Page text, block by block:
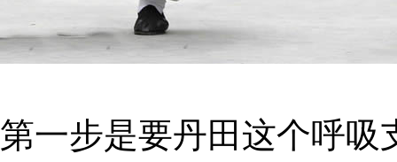
第一步是要丹田这个呼吸